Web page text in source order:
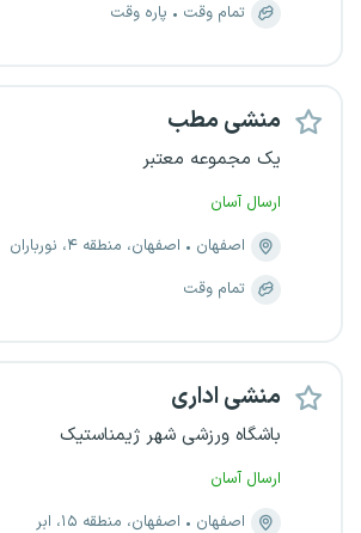
تمام وقت
پاره وقت
منشی مطب
یک مجموعه معتبر
ارسال آسان
اصفهان
اصفهان، منطقه ۴، نورباران
تمام وقت
منشی اداری
باشگاه ورزشی شهر ژیمناستیک
ارسال آسان
اصفهان
اصفهان، منطقه ۱۵، ابر